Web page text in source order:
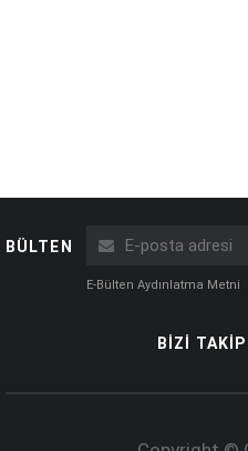
BÜLTEN
E-Bülten Aydınlatma Metni
BİZİ TAKİP